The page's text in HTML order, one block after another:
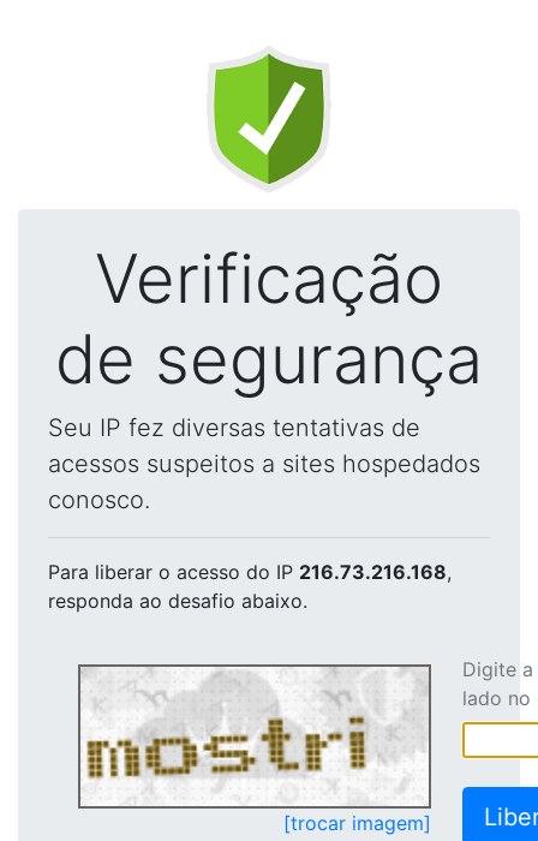
Verificação
de segurança
Seu IP fez diversas tentativas de
acessos suspeitos a sites hospedados
conosco.
Para liberar o acesso do IP 216.73.216.168,
responda ao desafio abaixo.
[trocar imagem]
Digite
lado no